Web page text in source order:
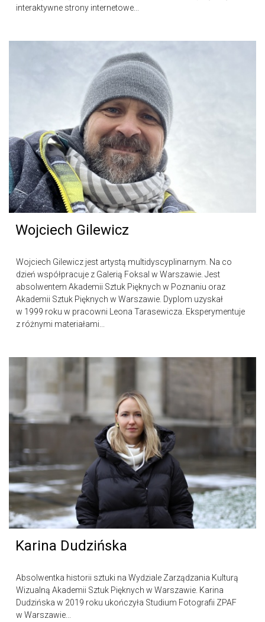
interaktywne strony internetowe...
Wojciech Gilewicz
Wojciech Gilewicz jest artystą multidyscyplinarnym. Na co
dzień współpracuje z Galerią Foksal w Warszawie. Jest
absolwentem Akademii Sztuk Pięknych w Poznaniu oraz
Akademii Sztuk Pięknych w Warszawie. Dyplom uzyskał
w 1999 roku w pracowni Leona Tarasewicza. Eksperymentuje
z różnymi materiałami...
Karina Dudzińska
Absolwentka historii sztuki na Wydziale Zarządzania Kulturą
Wizualną Akademii Sztuk Pięknych w Warszawie. Karina
Dudzińska w 2019 roku ukończyła Studium Fotografii ZPAF
w Warszawie...